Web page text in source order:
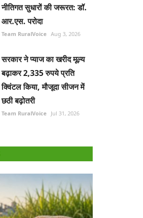
नीतिगत सुधारों की जरूरत: डॉ.
आर.एस. परोदा
Team RuralVoice Aug 3, 2026
सरकार ने प्याज का खरीद मूल्य
बढ़ाकर 2,335 रुपये प्रति
क्विंटल किया, मौजूदा सीजन में
छठी बढ़ोतरी
Team RuralVoice Jul 31, 2026